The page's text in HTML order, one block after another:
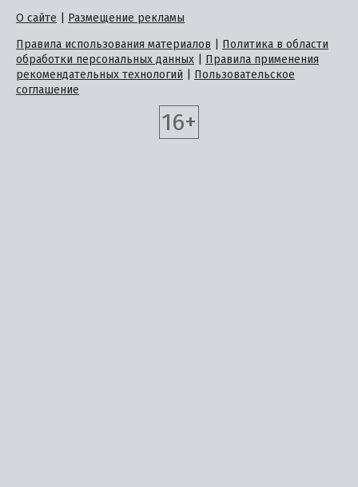
О сайте
Размещение рекламы
Правила использования материалов
Политика в области
обработки персональных данных
Правила применения
рекомендательных технологий
Пользовательское
соглашение
16+